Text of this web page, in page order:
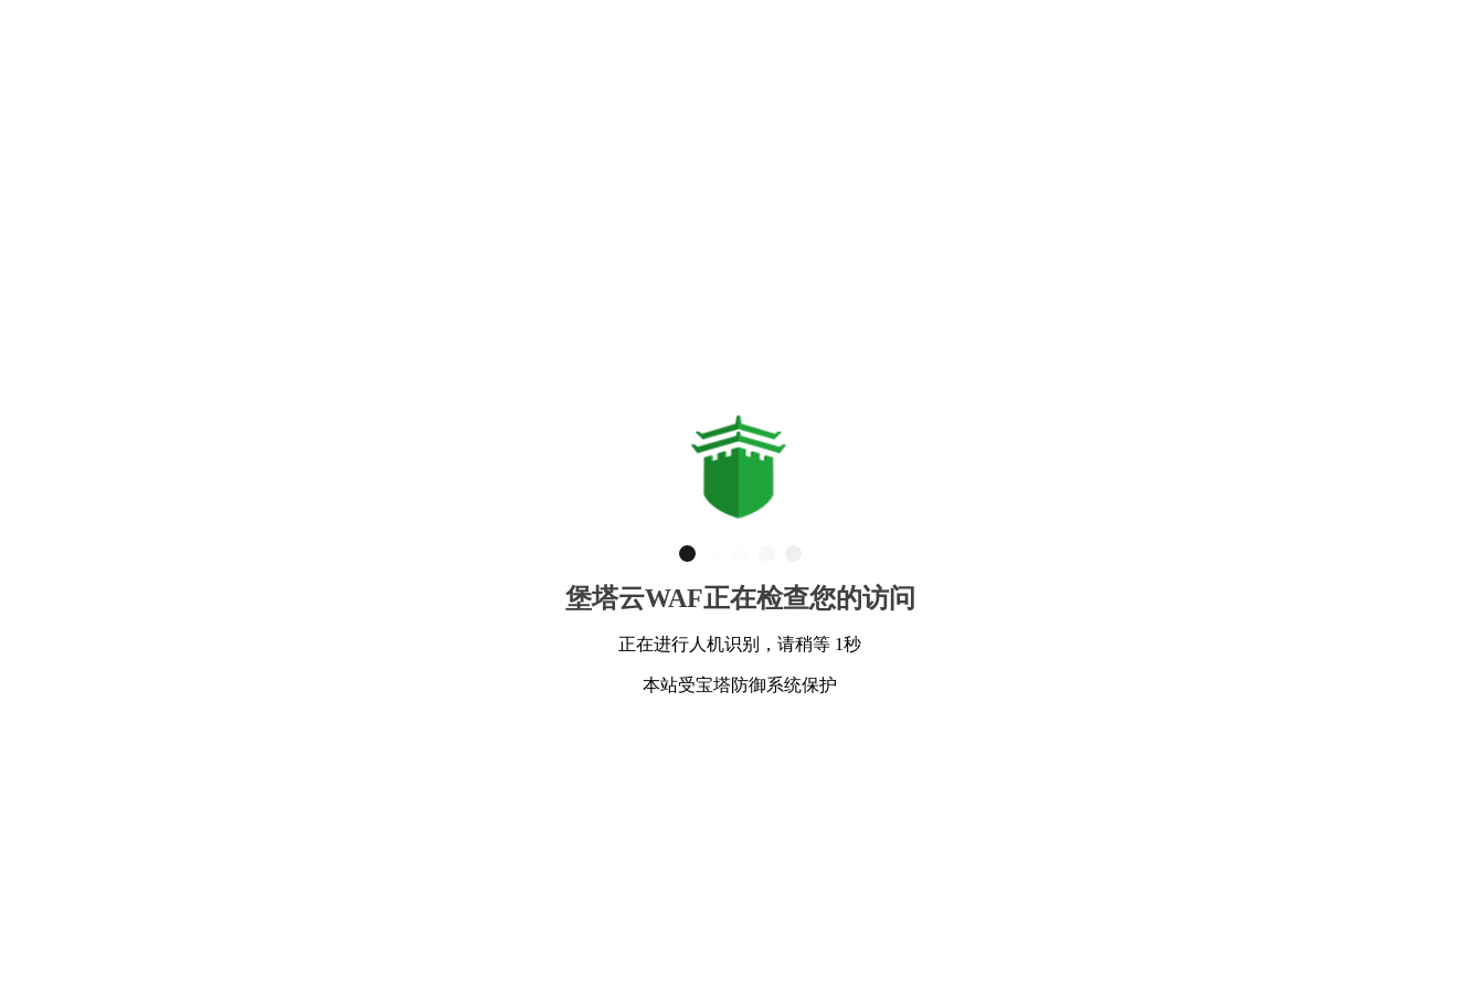
堡塔云WAF正在检查您的访问
正在进行人机识别，请稍等 1秒
本站受宝塔防御系统保护